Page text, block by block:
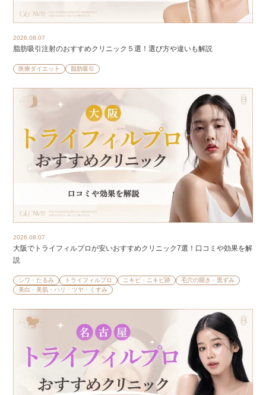
2026.08.07
脂肪吸引注射のおすすめクリニック５選！選び方や違いも解説
医療ダイエット 脂肪吸引
2026.08.07
大阪でトライフィルプロが安いおすすめクリニック7選！口コミや効果を解
説
シワ・たるみ トライフィルプロ ニキビ・ニキビ跡
毛穴の開き・黒ずみ
美白・美肌・ハリ・ツヤ・くすみ